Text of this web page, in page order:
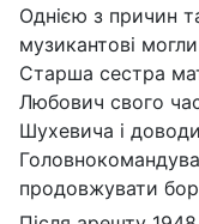
Однією з причин
музикантові
Старша сестра
Любович свого
Шухевича і
продовжувати